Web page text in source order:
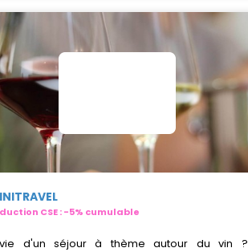
CSE : -5% cumulable
d'un séjour à thème autour du vin ?